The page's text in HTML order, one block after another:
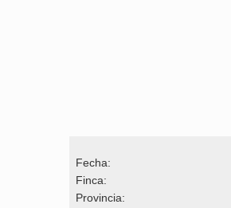
Fecha:
Finca:
Provincia: